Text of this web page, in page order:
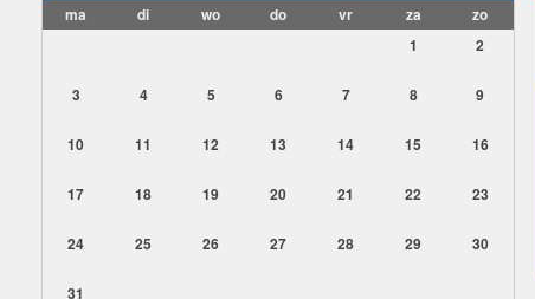
ma di wo do vr za
zo
1
2
3 4 5 6 7 8 9
10 11 12 13 14 15 16
17 18 19 20 21 22 23
24 25 26 27 28 29 30
31